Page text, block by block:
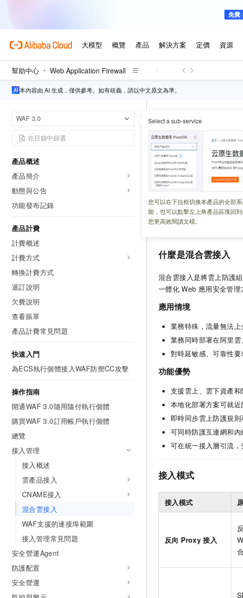
幫助中心 Web Application Firewall
本內容由 AI 生成，僅供參考。如有歧義，請以中文原文為準。
WAF 3.0 Select a sub-service
您可以在下拉框切換本產品的全部
能，也可以點擊左上角產品區塊回
您更高效閱讀文檔。
產品概述
產品簡介
動態與公告
功能發布記錄
產品計費
計費概述
計費方式
轉換計費方式
退訂說明
欠費說明
查看賬單
產品計費常見問題
快速入門
為ECS執行個體接入WAF防禦CC攻擊
操作指南
開通WAF 3.0隨用隨付執行個體
購買WAF 3.0訂用帳戶執行個體
總覽
接入管理
接入概述
雲產品接入
CNAME接入
混合雲接入
WAF支援的連接埠範圍
接入管理常見問題
安全營運Agent
防護配置
安全營運
混合雲接入
更新時間： 2026-02-25
混合雲接入是阿里雲為部
用雲、私人雲端、線下 IDC
Application Firewall，簡稱
混合雲接入。
什麼是混合雲接入
混合雲接入是將雲上防護
一體化 Web 應用安全管理
應用情境
業務特殊，流量無法
業務同時部署在阿里
對時延敏感、可靠性要
功能優勢
支援雲上、雲下資產和
本地化部署方案可就近
即時同步雲上防護規則
可同時防護互連網和內
可在統一接入層引流
接入模式
接入模式
反向 Proxy 接入